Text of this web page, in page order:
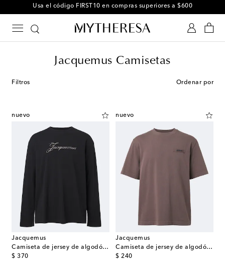
Usa el código FIRST10 en compras superiores a $600
Jacquemus Camisetas
Filtros Ordenar por
nuevo
Jacquemus
Camiseta de jersey de algodón y cáñamo con logo
$ 370
original price
nuevo
Jacquemus
Camiseta de jersey de algodón con logo
$ 240
original price